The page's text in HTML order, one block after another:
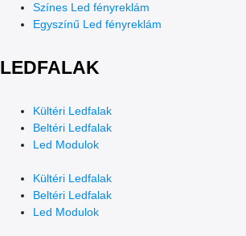
Színes Led fényreklám
Egyszínű Led fényreklám
LEDFALAK
Kültéri Ledfalak
Beltéri Ledfalak
Led Modulok
Kültéri Ledfalak
Beltéri Ledfalak
Led Modulok